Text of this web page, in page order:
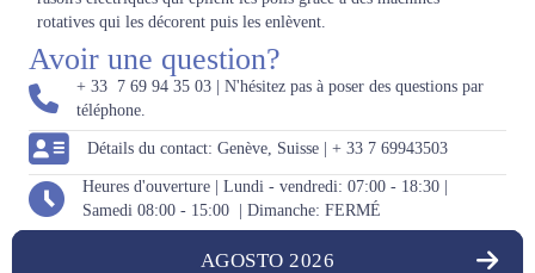
rotatives qui les décorent puis les enlèvent.
Avoir une question?
+ 33 7 69 94 35 03 | N'hésitez pas à poser des questions par
téléphone.
Détails du contact: Genève, Suisse | + 33 7 69943503
Heures d'ouverture | Lundi - vendredi: 07:00 - 18:30 |
Samedi 08:00 - 15:00 | Dimanche: FERMÉ
AGOSTO 2026